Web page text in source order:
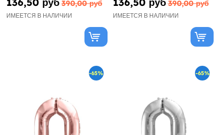
390,00 руб
ИМЕЕТСЯ В НАЛИЧИИ
390,00 руб
ИМЕЕТСЯ В НАЛИЧИИ
-65% -65%